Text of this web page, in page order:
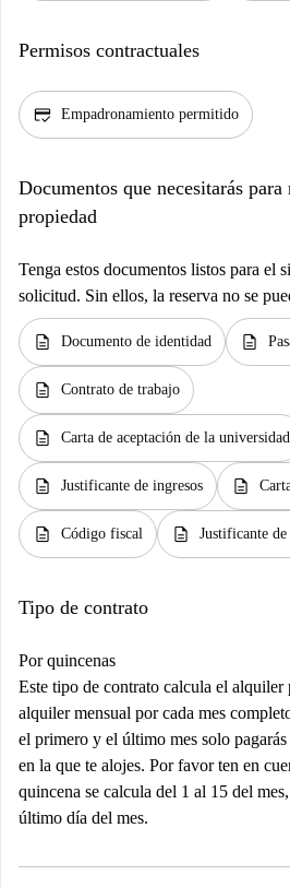
Permisos contractuales
credit_score Empadronamiento permitido
Documentos que necesitarás para
propiedad
Tenga estos documentos listos para el
solicitud. Sin ellos, la reserva no se
description Documento de identidad description
description Contrato de trabajo
description Carta de aceptación de la universidad
description Justificante de ingresos description
description Código fiscal description Justificante
Tipo de contrato
Por quincenas
Este tipo de contrato calcula el alquiler
alquiler mensual por cada mes
el primero y el último mes solo
en la que te alojes. Por favor ten en
quincena se calcula del 1 al 15 del
último día del mes.